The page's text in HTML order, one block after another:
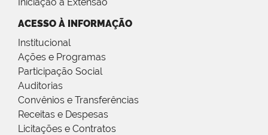
ACESSO À INFORMAÇÃO
Institucional
Ações e Programas
Participação Social
Auditorias
Convênios e Transferências
Receitas e Despesas
Licitações e Contratos